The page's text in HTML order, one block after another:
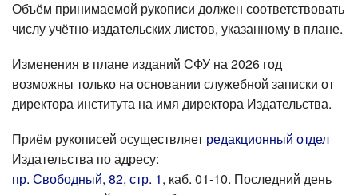
Объём принимаемой рукописи должен соответствовать
числу учётно-издательских листов, указанному в плане.
Изменения в плане изданий СФУ на 2026 год
возможны только на основании служебной записки от
директора института на имя директора Издательства.
Приём рукописей осуществляет редакционный отдел
Издательства по адресу:
пр. Свободный, 82, стр. 1, каб. 01-10. Последний день